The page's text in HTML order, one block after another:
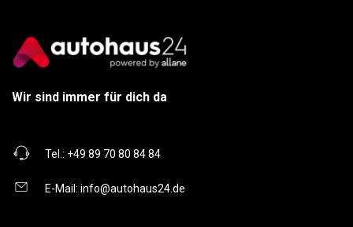
Wir sind immer für dich da
Tel.: +49 89 70 80 84 84
E-Mail: info@autohaus24.de